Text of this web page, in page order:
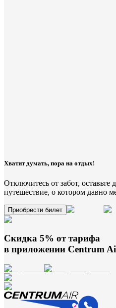
Хватит думать, пора на отдых!
Отключитесь от забот, оставьте
путешествие, о котором давно
Приобрести билет
Скидка 5% от тарифа
в приложении Centrum